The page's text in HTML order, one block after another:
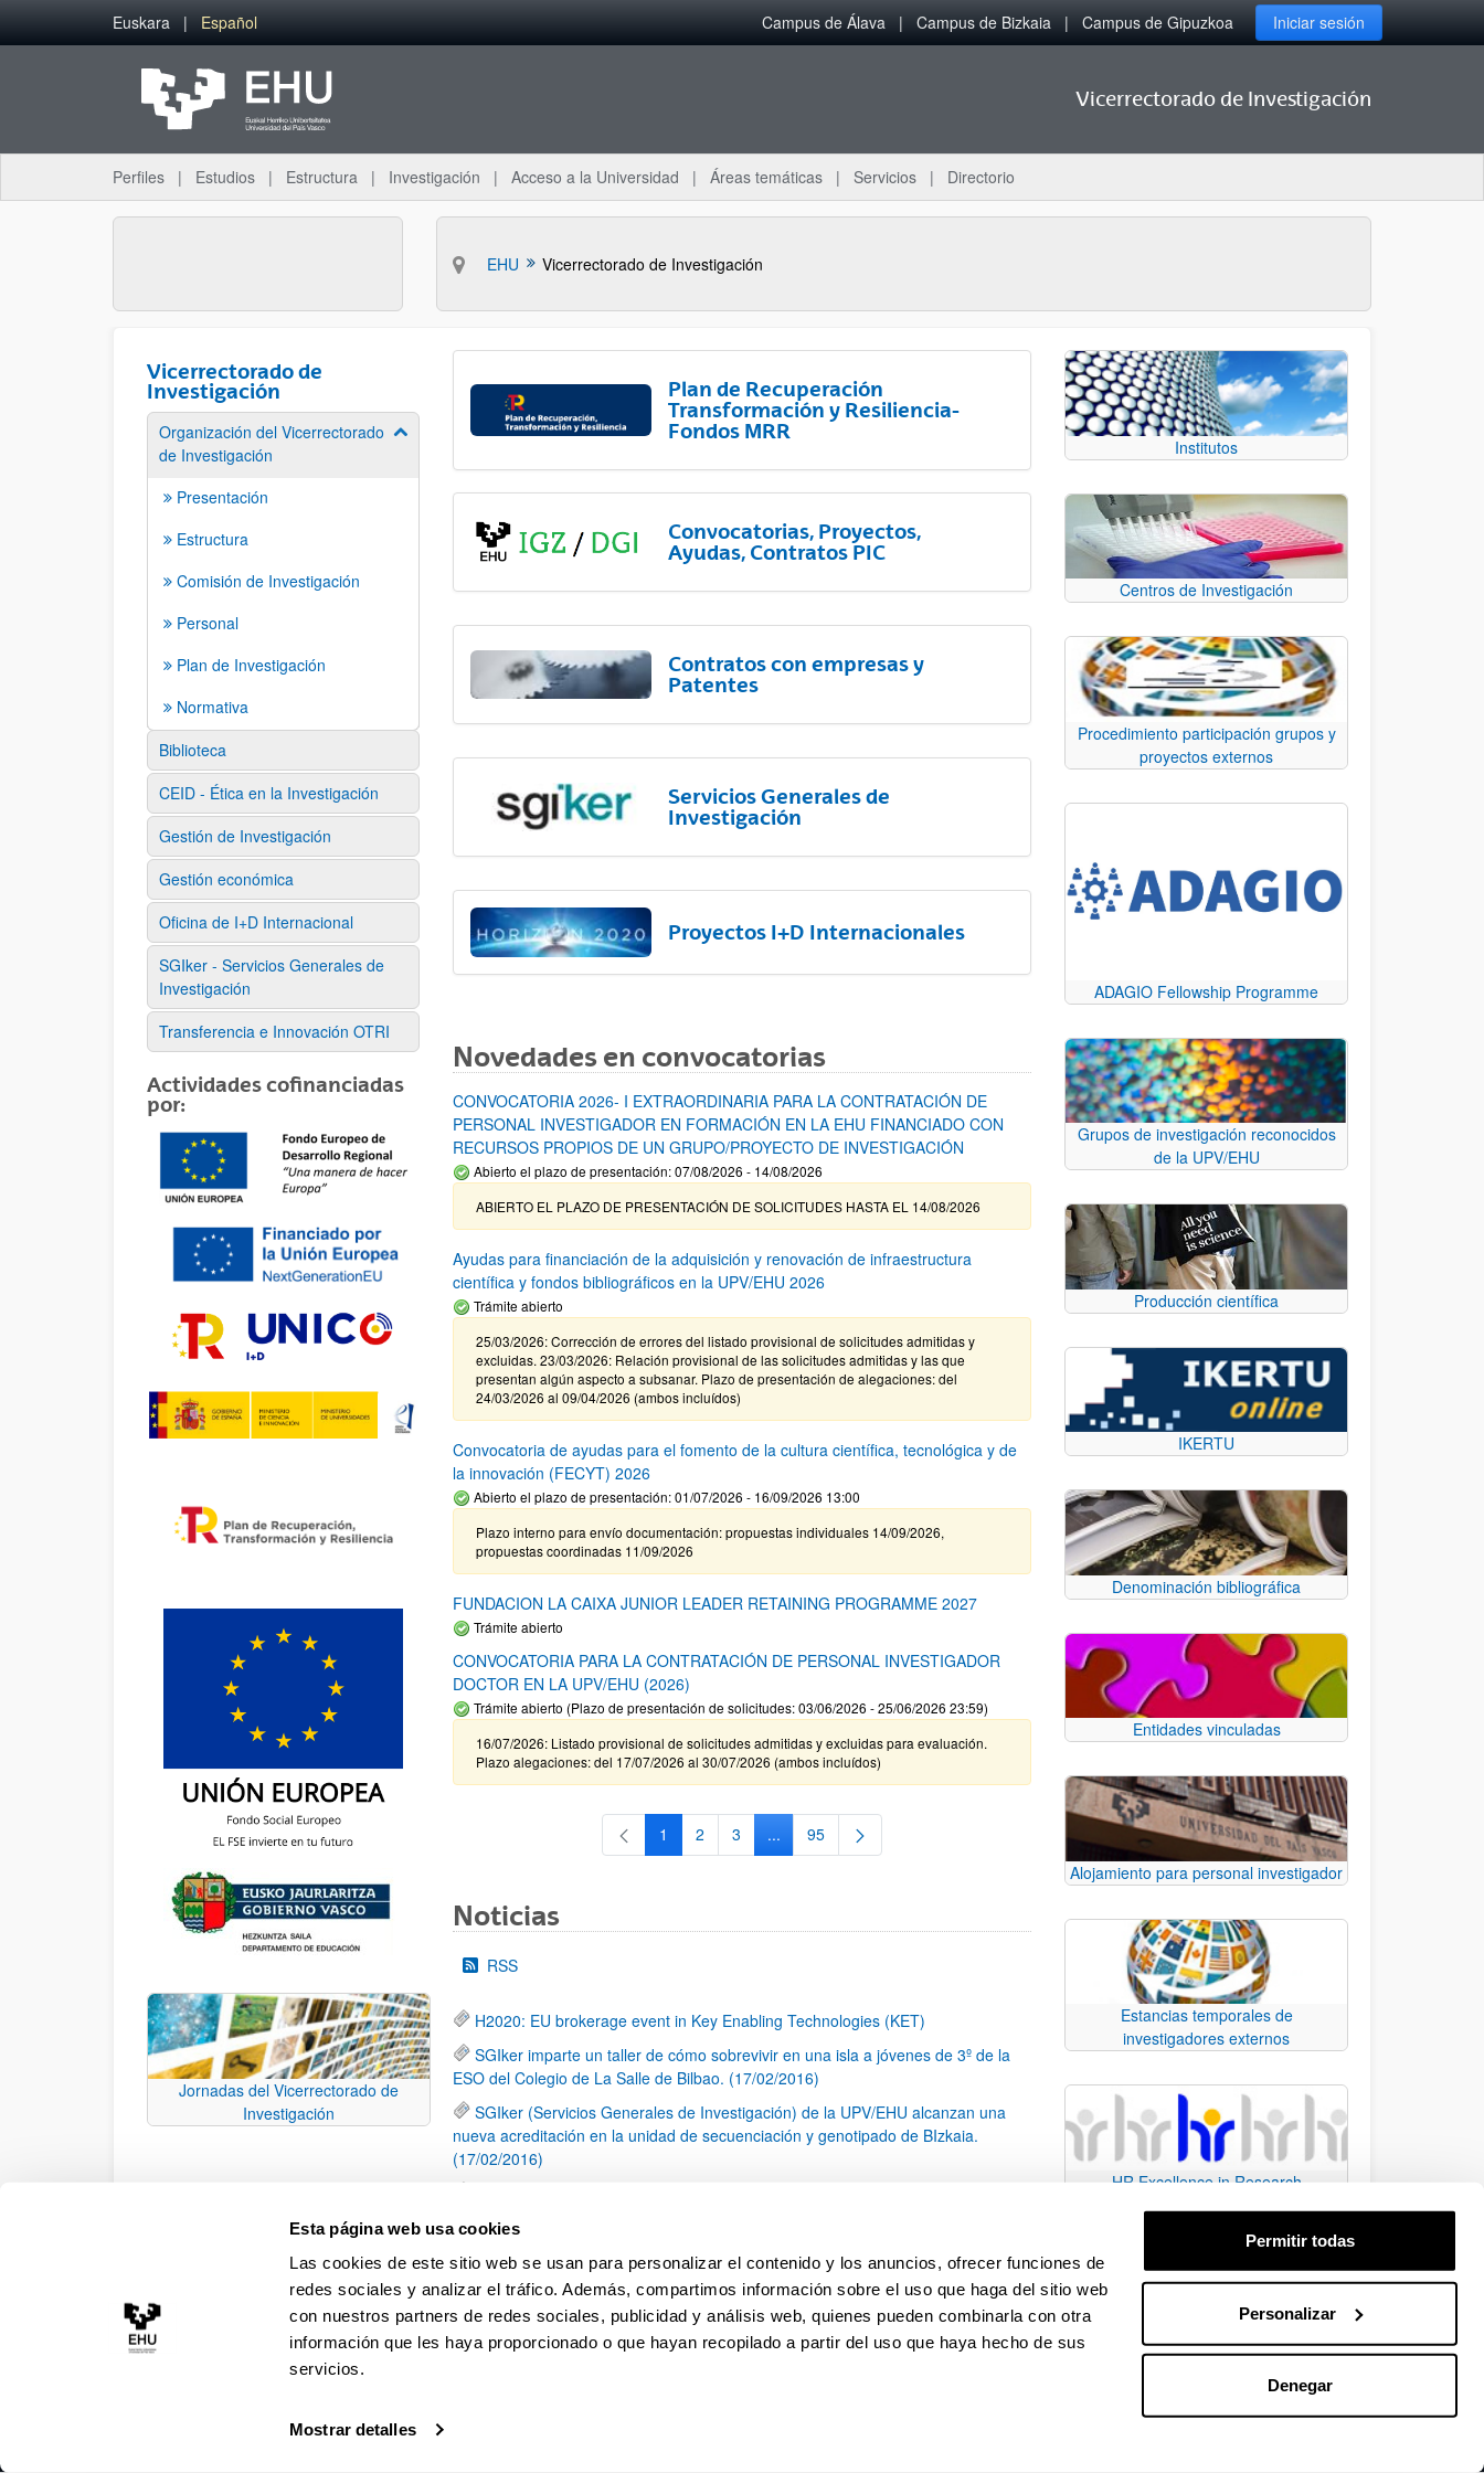
Esta página web usa cookies
Las cookies de este sitio web se usan para personalizar el contenido y los anuncios, ofrecer funciones de
redes sociales y analizar el tráfico. Además, compartimos información sobre el uso que haga del sitio web
con nuestros partners de redes sociales, publicidad y análisis web, quienes pueden combinarla con otra
información que les haya proporcionado o que hayan recopilado a partir del uso que haya hecho de sus
servicios.
Mostrar detalles
Permitir todas
Personalizar
Denegar
Saltar al contenido principal
Euskara Español Campus de Álava Campus de Bizkaia Campus de Gipuzkoa Iniciar sesión
Vicerrectorado de Investigación
Perfiles Estudios Estructura Investigación Acceso a la Universidad Áreas temáticas Servicios Directorio
EHU Vicerrectorado de Investigación
Vicerrectorado de
Investigación
Organización del Vicerrectorado
de Investigación
Mostrar/ocultar subpáginas
Presentación
Estructura
Comisión de Investigación
Personal
Plan de Investigación
Normativa
Biblioteca
CEID - Ética en la Investigación
Gestión de Investigación
Gestión económica
Oficina de I+D Internacional
SGIker - Servicios Generales de
Investigación
Transferencia e Innovación OTRI
Actividades cofinanciadas
por:
Jornadas del Vicerrectorado de
Investigación
Plan de Recuperación
Transformación y Resiliencia-
Fondos MRR
Convocatorias, Proyectos,
Ayudas, Contratos PIC
Contratos con empresas y
Patentes
Servicios Generales de
Investigación
Proyectos I+D Internacionales
Novedades en convocatorias
CONVOCATORIA 2026- I EXTRAORDINARIA PARA LA CONTRATACIÓN DE
PERSONAL INVESTIGADOR EN FORMACIÓN EN LA EHU FINANCIADO CON
RECURSOS PROPIOS DE UN GRUPO/PROYECTO DE INVESTIGACIÓN
Abierto el plazo de presentación: 07/08/2026 - 14/08/2026
ABIERTO EL PLAZO DE PRESENTACIÓN DE SOLICITUDES HASTA EL 14/08/2026
Ayudas para financiación de la adquisición y renovación de infraestructura
científica y fondos bibliográficos en la UPV/EHU 2026
Trámite abierto
25/03/2026: Corrección de errores del listado provisional de solicitudes admitidas y
excluidas. 23/03/2026: Relación provisional de las solicitudes admitidas y las que
presentan algún aspecto a subsanar. Plazo de presentación de alegaciones: del
24/03/2026 al 09/04/2026 (ambos incluídos)
Convocatoria de ayudas para el fomento de la cultura científica, tecnológica y de
la innovación (FECYT) 2026
Abierto el plazo de presentación: 01/07/2026 - 16/09/2026 13:00
Plazo interno para envío documentación: propuestas individuales 14/09/2026,
propuestas coordinadas 11/09/2026
FUNDACION LA CAIXA JUNIOR LEADER RETAINING PROGRAMME 2027
Trámite abierto
CONVOCATORIA PARA LA CONTRATACIÓN DE PERSONAL INVESTIGADOR
DOCTOR EN LA UPV/EHU (2026)
Trámite abierto (Plazo de presentación de solicitudes: 03/06/2026 - 25/06/2026 23:59)
16/07/2026: Listado provisional de solicitudes admitidas y excluidas para evaluación.
Plazo alegaciones: del 17/07/2026 al 30/07/2026 (ambos incluídos)
Página
1 Página
2 Página
3 ...Páginas intermedias Use TAB para desplazarse.
Página
95
Noticias
RSS
H2020: EU brokerage event in Key Enabling Technologies (KET)
SGIker imparte un taller de cómo sobrevivir en una isla a jóvenes de 3º de la
ESO del Colegio de La Salle de Bilbao. (17/02/2016)
SGIker (Servicios Generales de Investigación) de la UPV/EHU alcanzan una
nueva acreditación en la unidad de secuenciación y genotipado de BIzkaia.
(17/02/2016)
la ESO del Colegio de La Salle de Bilbao
Página
1 ...Páginas intermedias Use TAB para desplazarse.
Página
31 Página
32 Página
33 ...Páginas intermedias Use TAB para desplazarse.
Página
79
Institutos
Centros de Investigación
Procedimiento participación grupos y
proyectos externos
ADAGIO Fellowship Programme
Grupos de investigación reconocidos
de la UPV/EHU
Producción científica
IKERTU
Denominación bibliográfica
Entidades vinculadas
Alojamiento para personal investigador
Estancias temporales de
investigadores externos
HR Excellence in Research